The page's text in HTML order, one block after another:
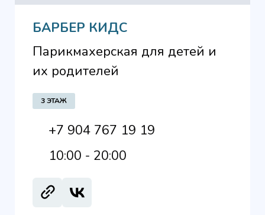
БАРБЕР КИДС
Парикмахерская для детей и
их родителей
3 ЭТАЖ
+7 904 767 19 19
10:00 - 20:00